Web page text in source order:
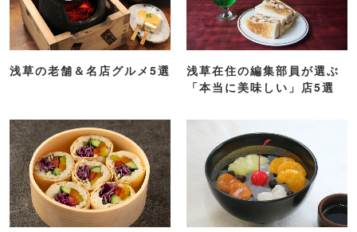
浅草の老舗＆名店グルメ5選
浅草在住の編集部員が選ぶ
「本当に美味しい」店5選